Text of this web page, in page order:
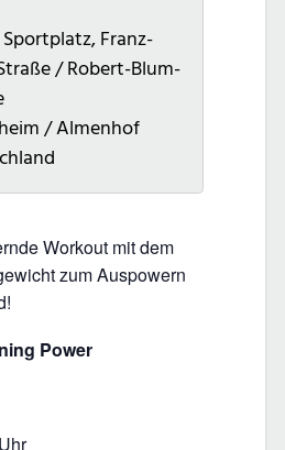
Franz-
/ Robert-Blum-
/ Almenhof
Workout mit dem
zum Auspowern
Power